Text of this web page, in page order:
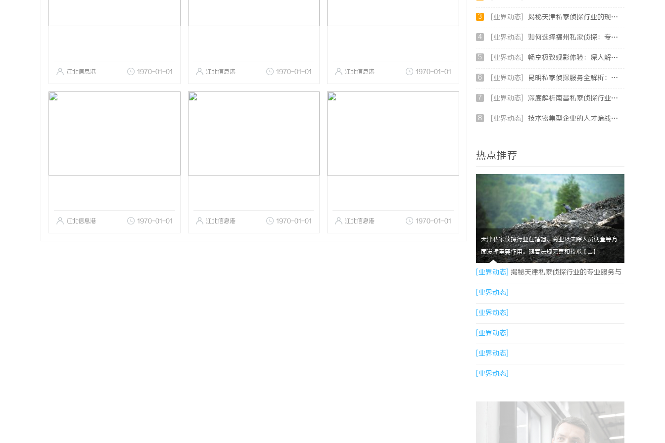
江北信息港 1970-01-01 江北信息港 1970-01-01 江北信息港 1970-01-01
江北信息港 1970-01-01 江北信息港 1970-01-01 江北信息港 1970-01-01
3 [业界动态] 揭秘天津私家侦探行业的现状与发展趋势
4 [业界动态] 如何选择福州私家侦探：专业服务与实用指南详解
5 [业界动态] 畅享极致观影体验：深入解析不卡电影网的独特优势与发展前景
6 [业界动态] 昆明私家侦探服务全解析：专业侦查助您解决疑难问题
7 [业界动态] 深度解析南昌私家侦探行业的发展与应用现状
8 [业界动态] 技术密集型企业的人才暗战：北京商业秘密律师如何守住“人带技术走”的底线
热点推荐
天津私家侦探行业在婚姻、商业及失踪人员调查等方
面发挥重要作用。随着法规完善和技术【....】
[业界动态] 揭秘天津私家侦探行业的专业服务与
发展趋势
[业界动态]
[业界动态]
[业界动态]
[业界动态]
[业界动态]